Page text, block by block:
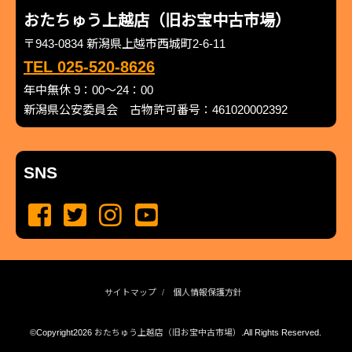
おたちゅう上越店（旧お宝中古市場）
〒943-0834 新潟県上越市西城町2-6-11
TEL 025-520-8626
年中無休 9：00～24：00
新潟県公安委員会 古物許可番号：461020002392
SNS
サイトマップ 個人情報保護方針
©Copyright2026 おたちゅう上越店（旧お宝中古市場） .All Rights Reserved.